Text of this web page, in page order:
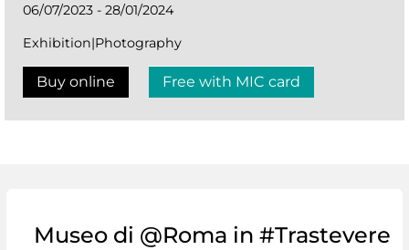
06/07/2023 - 28/01/2024
Exhibition|Photography
Buy online Free with MIC card
Museo di @Roma in #Trastevere